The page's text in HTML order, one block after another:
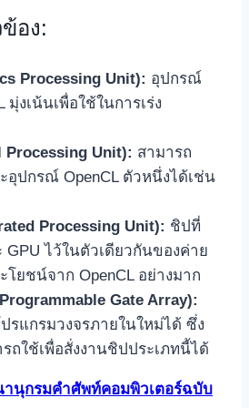
อง:
Processing Unit): อุปกรณ์
มุ่งเน้นเพื่อใช้ในการเร่ง
Processing Unit): สามารถ
อุปกรณ์ OpenCL ตัวหนึ่งได้เช่น
Processing Unit): ชิปที่
GPU ไว้ในตัวเดียวกันของค่าย
โยชน์จาก OpenCL อย่างมาก
Gate Array):
รแกรมวงจรภายในใหม่ได้ ซึ่ง
รถใช้เพื่อสั่งงานชิปประเภทนี้ได้
นุกรมคำศัพท์คอมพิวเตอร์ฉบับ